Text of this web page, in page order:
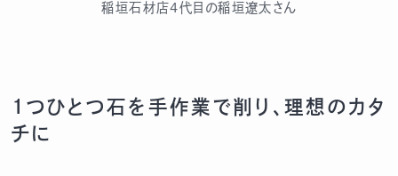
稲垣石材店4代目の稲垣遼太さん
1つひとつ石を手作業で削り、理想のカタ
チに